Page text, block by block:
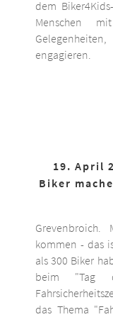
dem
Menschen
engagieren.
19. April
Biker
Grevenbroich.
kommen - das
als 300 Biker
beim "Tag
das Thema